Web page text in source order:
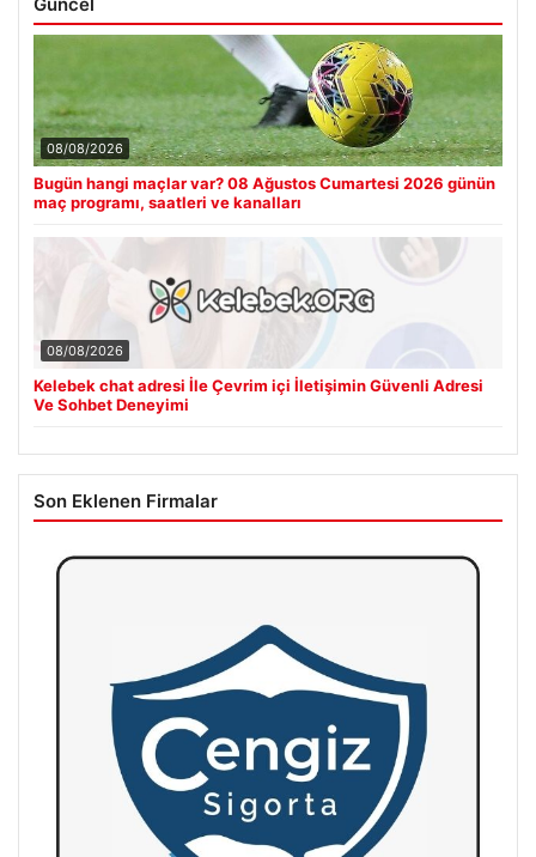
08/08/2026
Bugün hangi maçlar var? 08 Ağustos Cumartesi 2026 günün
maç programı, saatleri ve kanalları
08/08/2026
Kelebek chat adresi İle Çevrim içi İletişimin Güvenli Adresi
Ve Sohbet Deneyimi
Son Eklenen Firmalar